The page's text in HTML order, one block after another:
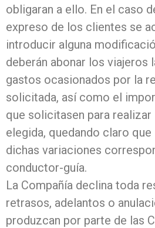
obligaran a ello. En el caso
expreso de los clientes se
introducir alguna
deberán abonar los viajeros
gastos ocasionados por la
solicitada, así como el
que solicitasen para realizar
elegida, quedando claro
dichas variaciones
La Compañía declina toda
retrasos, adelantos o
produzcan por parte de las